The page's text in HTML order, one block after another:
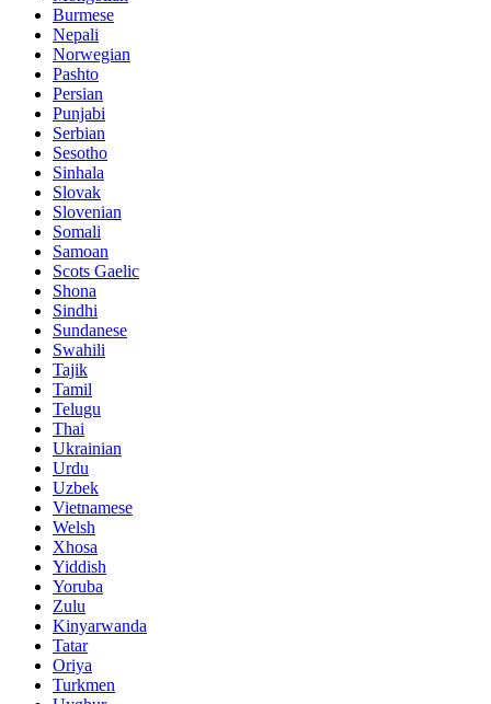
Burmese
Nepali
Norwegian
Pashto
Persian
Punjabi
Serbian
Sesotho
Sinhala
Slovak
Slovenian
Somali
Samoan
Scots Gaelic
Shona
Sindhi
Sundanese
Swahili
Tajik
Tamil
Telugu
Thai
Ukrainian
Urdu
Uzbek
Vietnamese
Welsh
Xhosa
Yiddish
Yoruba
Zulu
Kinyarwanda
Tatar
Oriya
Turkmen